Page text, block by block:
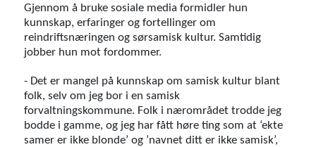
Gjennom å bruke sosiale media formidler hun
kunnskap, erfaringer og fortellinger om
reindriftsnæringen og sørsamisk kultur. Samtidig
jobber hun mot fordommer.
- Det er mangel på kunnskap om samisk kultur blant
folk, selv om jeg bor i en samisk
forvaltningskommune. Folk i nærområdet trodde jeg
bodde i gamme, og jeg har fått høre ting som at ‘ekte
samer er ikke blonde’ og ’navnet ditt er ikke samisk’,